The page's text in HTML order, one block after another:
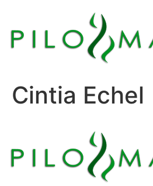
Cintia Echel